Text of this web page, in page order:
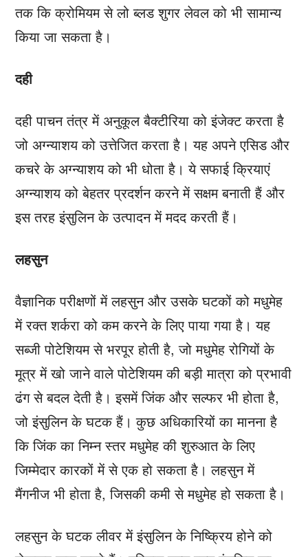
तक ​​कि क्रोमियम से लो ब्लड शुगर लेवल को भी सामान्य
किया जा सकता है।
दही
दही पाचन तंत्र में अनुकूल बैक्टीरिया को इंजेक्ट करता है
जो अग्न्याशय को उत्तेजित करता है। यह अपने एसिड और
कचरे के अग्न्याशय को भी धोता है। ये सफाई क्रियाएं
अग्न्याशय को बेहतर प्रदर्शन करने में सक्षम बनाती हैं और
इस तरह इंसुलिन के उत्पादन में मदद करती हैं।
लहसुन
वैज्ञानिक परीक्षणों में लहसुन और उसके घटकों को मधुमेह
में रक्त शर्करा को कम करने के लिए पाया गया है। यह
सब्जी पोटेशियम से भरपूर होती है, जो मधुमेह रोगियों के
मूत्र में खो जाने वाले पोटेशियम की बड़ी मात्रा को प्रभावी
ढंग से बदल देती है। इसमें जिंक और सल्फर भी होता है,
जो इंसुलिन के घटक हैं। कुछ अधिकारियों का मानना ​​है
कि जिंक का निम्न स्तर मधुमेह की शुरुआत के लिए
जिम्मेदार कारकों में से एक हो सकता है। लहसुन में
मैंगनीज भी होता है, जिसकी कमी से मधुमेह हो सकता है।
लहसुन के घटक लीवर में इंसुलिन के निष्क्रिय होने को